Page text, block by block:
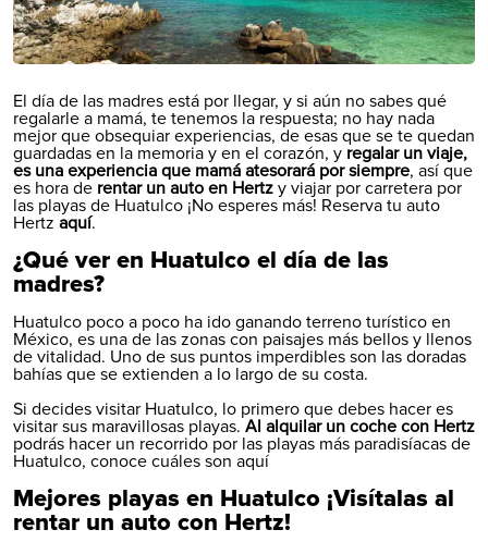
El día de las madres está por llegar, y si aún no sabes qué
regalarle a mamá, te tenemos la respuesta; no hay nada
mejor que obsequiar experiencias, de esas que se te quedan
guardadas en la memoria y en el corazón, y regalar un viaje,
es una experiencia que mamá atesorará por siempre, así que
es hora de rentar un auto en Hertz y viajar por carretera por
las playas de Huatulco ¡No esperes más! Reserva tu auto
Hertz aquí.
¿Qué ver en Huatulco el día de las
madres?
Huatulco poco a poco ha ido ganando terreno turístico en
México, es una de las zonas con paisajes más bellos y llenos
de vitalidad. Uno de sus puntos imperdibles son las doradas
bahías que se extienden a lo largo de su costa.
Si decides visitar Huatulco, lo primero que debes hacer es
visitar sus maravillosas playas. Al alquilar un coche con Hertz
podrás hacer un recorrido por las playas más paradisíacas de
Huatulco, conoce cuáles son aquí
Mejores playas en Huatulco ¡Visítalas al
rentar un auto con Hertz!